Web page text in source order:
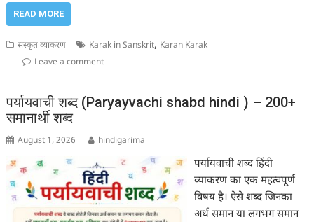
READ MORE
संस्कृत व्याकरण Karak in Sanskrit, Karan Karak
Leave a comment
पर्यायवाची शब्द (Paryayvachi shabd hindi ) – 200+
समानार्थी शब्द
August 1, 2026 hindigarima
पर्यायवाची शब्द हिंदी
व्याकरण का एक महत्वपूर्ण
विषय है। ऐसे शब्द जिनका
अर्थ समान या लगभग समान